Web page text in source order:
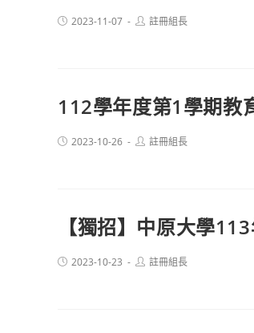
Post2023-11-07
Post註冊組長
112學年度第1學期教
Post2023-10-26
Post註冊組長
【獨招】中原大學
Post2023-10-23
Post註冊組長